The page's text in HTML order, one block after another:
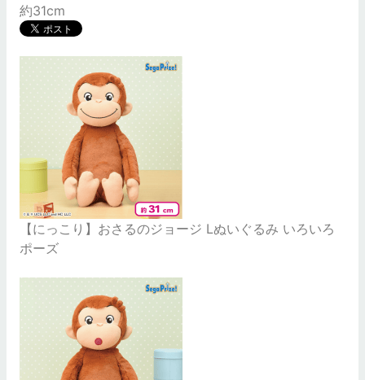
約31cm
【にっこり】おさるのジョージ Lぬいぐるみ いろいろ
ポーズ